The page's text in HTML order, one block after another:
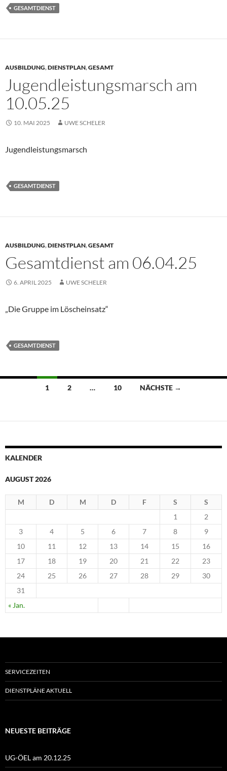
GESAMTDIENST
AUSBILDUNG,DIENSTPLAN,GESAMT
Jugendleistungsmarsch am
10.05.25
10. MAI 2025 UWE SCHELER
Jugendleistungsmarsch
GESAMTDIENST
AUSBILDUNG,DIENSTPLAN,GESAMT
Gesamtdienst am 06.04.25
6. APRIL 2025 UWE SCHELER
„Die Gruppe im Löscheinsatz“
GESAMTDIENST
Beitragsnavigation
1 2 … 10 NÄCHSTE →
KALENDER
AUGUST 2026
M D M D F S S
« Jan.
1
2
3
4 5 6 7 8
9
10
11 12 13 14 15
16
17
18 19 20 21 22
23
24
25 26 27 28 29
30
31
SERVICEZEITEN
DIENSTPLÄNE AKTUELL
NEUESTE BEITRÄGE
UG-ÖEL am 20.12.25